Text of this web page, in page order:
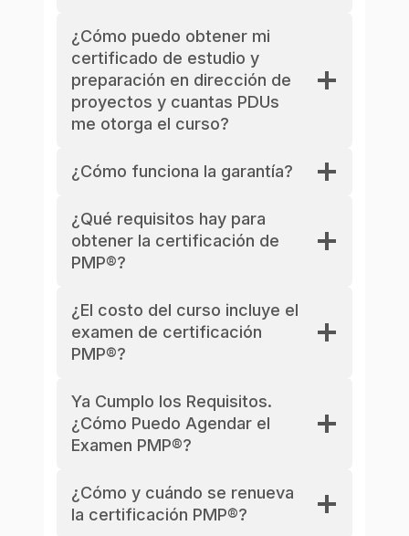
¿Cómo puedo obtener mi
certificado de estudio y
preparación en dirección de
proyectos y cuantas PDUs
me otorga el curso?
¿Cómo funciona la garantía?
¿Qué requisitos hay para
obtener la certificación de
PMP®?
¿El costo del curso incluye el
examen de certificación
PMP®?
Ya Cumplo los Requisitos.
¿Cómo Puedo Agendar el
Examen PMP®?
¿Cómo y cuándo se renueva
la certificación PMP®?